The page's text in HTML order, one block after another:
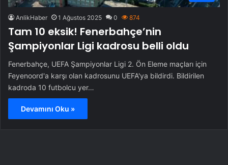
AnlikHaber 1 Ağustos 2025 0 874
Tam 10 eksik! Fenerbahçe’nin
Şampiyonlar Ligi kadrosu belli oldu
Fenerbahçe, UEFA Şampiyonlar Ligi 2. Ön Eleme maçları için
Feyenoord'a karşı olan kadrosunu UEFA'ya bildirdi. Bildirilen
kadroda 10 futbolcu yer…
Devamını Oku »